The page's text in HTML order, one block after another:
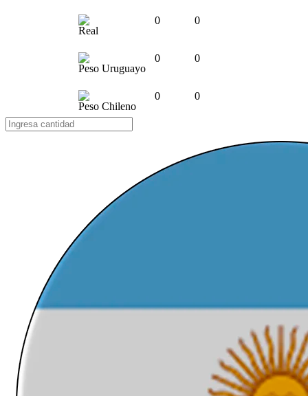
Real
0 0
Peso Uruguayo
0 0
Peso Chileno
0 0